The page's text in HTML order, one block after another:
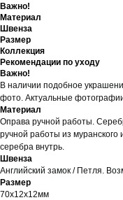
Важно!
Материал
Швенза
Размер
Коллекция
Рекомендации по уходу
Важно!
В наличии подобное
фото. Актуальные
Материал
Оправа ручной работы.
ручной работы из
серебра внутрь.
Швенза
Английский замок / Петля.
Размер
70х12х12мм